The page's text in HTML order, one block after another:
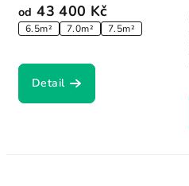
od 43 400 Kč
6.5m² 7.0m² 7.5m²
Detail